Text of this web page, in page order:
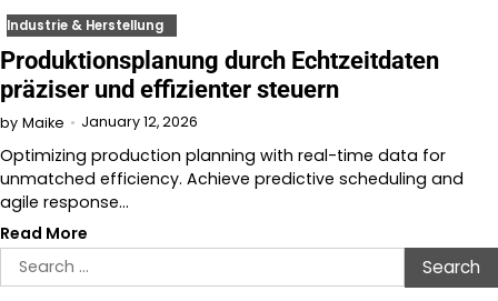
Industrie & Herstellung
Produktionsplanung durch Echtzeitdaten
präziser und effizienter steuern
by Maike January 12, 2026
Optimizing production planning with real-time data for
unmatched efficiency. Achieve predictive scheduling and
agile response…
Read More
Search
for: